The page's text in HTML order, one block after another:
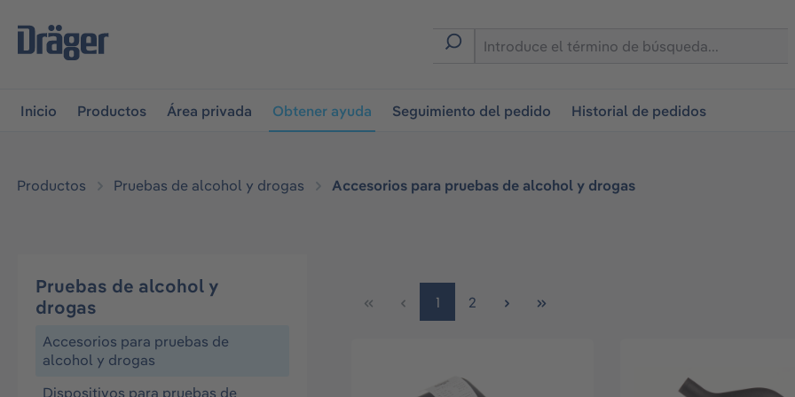
la navegación principal
Inicio Productos Área privada Obtener ayuda Seguimiento del pedido Historial de pedidos
Productos Pruebas de alcohol y drogas Accesorios para pruebas de alcohol y drogas
Pruebas de alcohol y
drogas
Accesorios para pruebas de
alcohol y drogas
Dispositivos para pruebas de
Página
1 Página
2